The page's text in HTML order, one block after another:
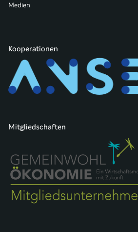
Medien
Kooperationen
Mitgliedschaften